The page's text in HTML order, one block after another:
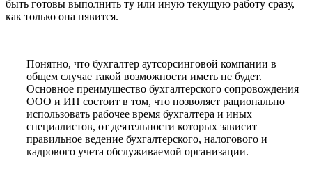
быть готовы выполнить ту или иную текущую работу сразу,
как только она пявится.
Понятно, что бухгалтер аутсорсинговой компании в
общем случае такой возможности иметь не будет.
Основное преимущество бухгалтерского сопровождения
ООО и ИП состоит в том, что позволяет рационально
использовать рабочее время бухгалтера и иных
специалистов, от деятельности которых зависит
правильное ведение бухгалтерского, налогового и
кадрового учета обслуживаемой организации.